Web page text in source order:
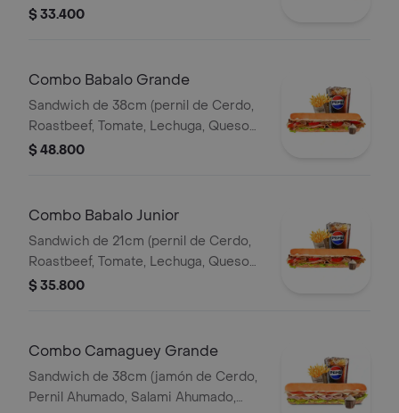
Mayonesa Real) Papa Francesa 140gr
$ 33.400
Combo Babalo Grande
Sandwich de 38cm (pernil de Cerdo,
Roastbeef, Tomate, Lechuga, Queso
Mozzarella, Salsa BBQ y Salsa de Ajo)
$ 48.800
Combo Babalo Junior
Sandwich de 21cm (pernil de Cerdo,
Roastbeef, Tomate, Lechuga, Queso
Mozzarella, Salsa BBQ y Salsa de Ajo)
$ 35.800
Combo Camaguey Grande
Sandwich de 38cm (jamón de Cerdo,
Pernil Ahumado, Salami Ahumado,